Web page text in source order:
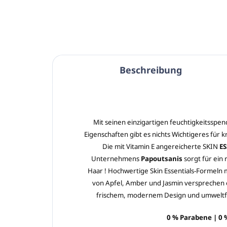
Beschreibung
Mit seinen einzigartigen
Eigenschaften gibt es nichts Wichtigeres für
Die mit Vitamin E angereicherte SKIN
Unternehmens Papoutsanis sorgt für ein
Haar ! Hochwertige Skin Essentials-
von Apfel, Amber und Jasmin
frischem, modernem Design und
0 % Parabene | 0